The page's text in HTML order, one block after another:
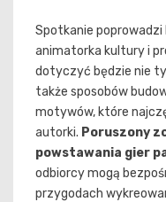
Spotkanie poprowadzi
animatorka kultury i
dotyczyć będzie nie
także sposobów
motywów, które
autorki. Poruszony
powstawania gier
odbiorcy mogą
przygodach